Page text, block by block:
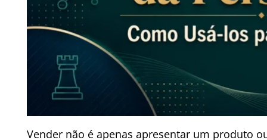
Vender não é apenas apresentar um produto